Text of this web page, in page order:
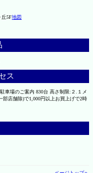
丘5F地図
ス
場のご案内 830台 高さ制限:２.１メ
部店舗除)で1,000円以上お買上げで2時